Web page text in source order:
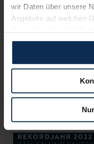
wir Daten über unsere
Angebote auf welchen
und erlauben uns
verwenden und diese
etwa an unsere
zustimmen möchten,
dann nicht auf Sie
perfekt auf dem Weg
Sie können die
widerrufen.
Artikel lesen
zum Automagazin